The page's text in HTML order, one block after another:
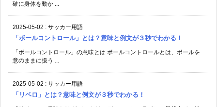
確に身体を動か ...
2025-05-02 : サッカー用語
「ボールコントロール」とは？意味と例文が３秒でわかる！
「ボールコントロール」の意味とは ボールコントロールとは、ボールを
意のままに扱う ...
2025-05-02 : サッカー用語
「リベロ」とは？意味と例文が３秒でわかる！